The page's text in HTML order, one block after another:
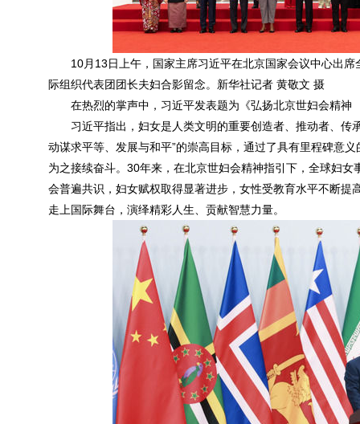
10月13日上午，国家主席习近平在北京国家会议中心出
际组织代表团团长夫妇合影留念。新华社记者 黄敬文 摄
在热烈的掌声中，习近平发表题为《弘扬北京世妇会精
习近平指出，妇女是人类文明的重要创造者、推动者、
动谋求平等、发展与和平”的崇高目标，通过了具有里程碑意
为之接续奋斗。30年来，在北京世妇会精神指引下，全球妇
会普遍共识，妇女赋权取得显著进步，女性受教育水平不断
走上国际舞台，演绎精彩人生、贡献智慧力量。